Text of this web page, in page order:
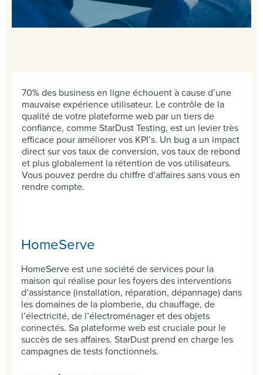
70% des business en ligne échouent à cause d’une
mauvaise expérience utilisateur. Le contrôle de la
qualité de votre plateforme web par un tiers de
confiance, comme StarDust Testing, est un levier très
efficace pour améliorer vos KPI’s. Un bug a un impact
direct sur vos taux de conversion, vos taux de rebond
et plus globalement la rétention de vos utilisateurs.
Vous pouvez perdre du chiffre d’affaires sans vous en
rendre compte.
HomeServe
HomeServe est une société de services pour la
maison qui réalise pour les foyers des interventions
d’assistance (installation, réparation, dépannage) dans
les domaines de la plomberie, du chauffage, de
l’électricité, de l’électroménager et des objets
connectés. Sa plateforme web est cruciale pour le
succès de ses affaires. StarDust prend en charge les
campagnes de tests fonctionnels.